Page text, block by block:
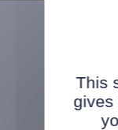
This
gives